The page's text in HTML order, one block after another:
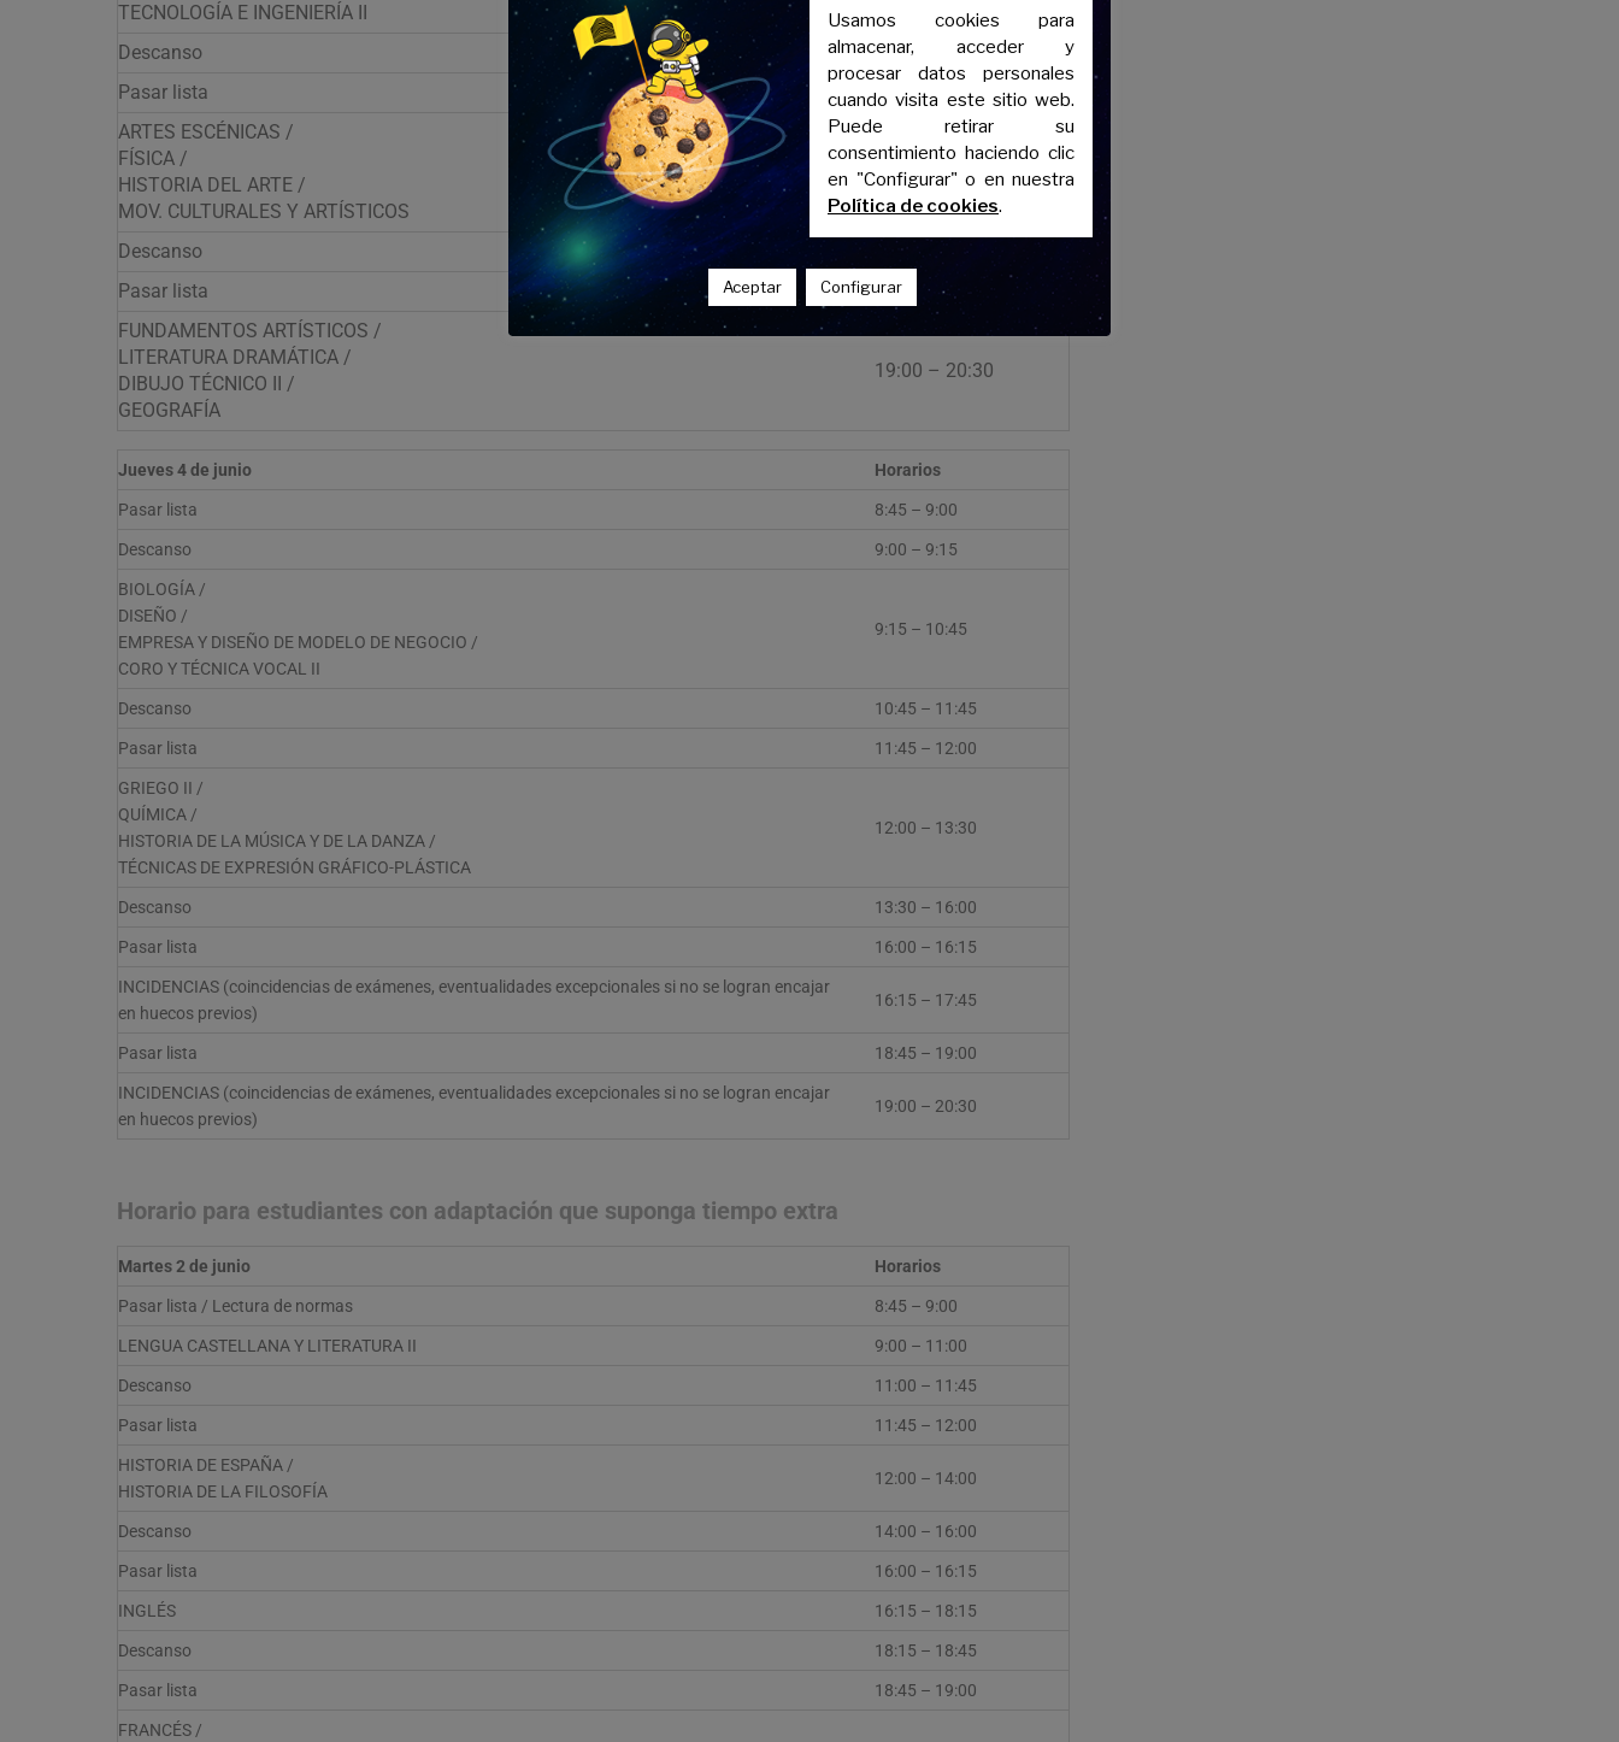
TECNOLOGÍA E INGENIERÍA II
Descanso
13:30 – 16:00
Pasar lista
16:00 – 16:15
ARTES ESCÉNICAS /
FÍSICA /
HISTORIA DEL ARTE /
MOV. CULTURALES Y ARTÍSTICOS
16:15 – 17:45
Descanso
17:45 – 18:45
Pasar lista
18:45 – 19:00
FUNDAMENTOS ARTÍSTICOS /
LITERATURA DRAMÁTICA /
DIBUJO TÉCNICO II /
GEOGRAFÍA
19:00 – 20:30
Jueves 4 de junio Horarios
Pasar lista 8:45 – 9:00
Descanso 9:00 – 9:15
BIOLOGÍA /
DISEÑO /
EMPRESA Y DISEÑO DE MODELO DE NEGOCIO /
CORO Y TÉCNICA VOCAL II
9:15 – 10:45
Descanso 10:45 – 11:45
Pasar lista 11:45 – 12:00
GRIEGO II /
QUÍMICA /
HISTORIA DE LA MÚSICA Y DE LA DANZA /
TÉCNICAS DE EXPRESIÓN GRÁFICO-PLÁSTICA
12:00 – 13:30
Descanso 13:30 – 16:00
Pasar lista 16:00 – 16:15
INCIDENCIAS (coincidencias de exámenes, eventualidades excepcionales si no se logran encajar
en huecos previos)
16:15 – 17:45
Pasar lista 18:45 – 19:00
INCIDENCIAS (coincidencias de exámenes, eventualidades excepcionales si no se logran encajar
en huecos previos)
19:00 – 20:30
Horario para estudiantes con adaptación que suponga tiempo extra
Martes 2 de junio Horarios
Pasar lista / Lectura de normas 8:45 – 9:00
LENGUA CASTELLANA Y LITERATURA II 9:00 – 11:00
Descanso 11:00 – 11:45
Pasar lista 11:45 – 12:00
HISTORIA DE ESPAÑA /
HISTORIA DE LA FILOSOFÍA
12:00 – 14:00
Descanso 14:00 – 16:00
Pasar lista 16:00 – 16:15
INGLÉS 16:15 – 18:15
Descanso 18:15 – 18:45
Pasar lista 18:45 – 19:00
FRANCÉS /
Usamos cookies para
almacenar, acceder y
procesar datos personales
cuando visita este sitio web.
Puede retirar su
consentimiento haciendo clic
en "Configurar" o en nuestra
Política de cookies.
Aceptar Configurar